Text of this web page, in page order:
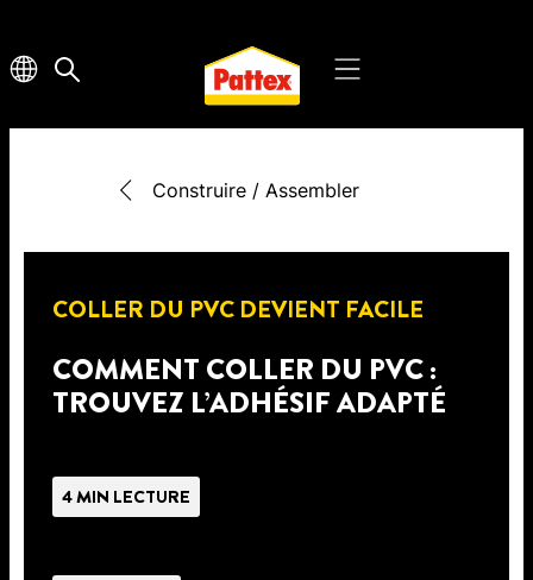
Construire / Assembler
COLLER DU PVC DEVIENT FACILE
COMMENT COLLER DU PVC :
TROUVEZ L’ADHÉSIF ADAPTÉ
4 MIN LECTURE